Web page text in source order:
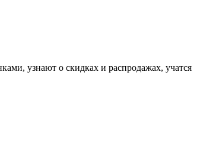
узнают о скидках и распродажах, учатся